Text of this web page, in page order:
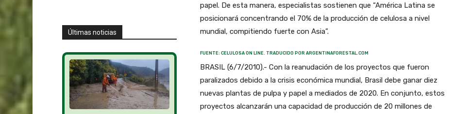
Últimas noticias
papel. De esta manera, especialistas sostienen que “América Latina se
posicionará concentrando el 70% de la producción de celulosa a nivel
mundial, compitiendo fuerte con Asia”.
FUENTE: CELULOSA ON LINE. TRADUCIDO POR ARGENTINAFORESTAL.COM
BRASIL (6/7/2010).- Con la reanudación de los proyectos que fueron
paralizados debido a la crisis económica mundial, Brasil debe ganar diez
nuevas plantas de pulpa y papel a mediados de 2020. En conjunto, estos
proyectos alcanzarán una capacidad de producción de 20 millones de